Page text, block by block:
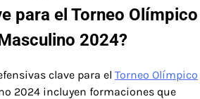
para el Torneo Olímpico
2024?
clave para el Torneo Olímpico
2024 incluyen formaciones que